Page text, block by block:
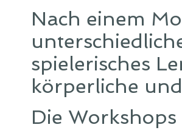
Nach einem
spielerisches
körperliche
Die